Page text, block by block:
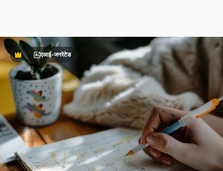
Premiumएआई-जनरेटेड